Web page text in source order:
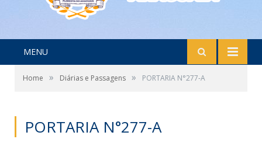
MENU
Home » Diárias e Passagens » PORTARIA N°277-A
PORTARIA N°277-A